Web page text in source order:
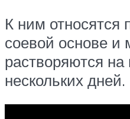
К ним относятся
соевой основе и
растворяются на
нескольких дней.